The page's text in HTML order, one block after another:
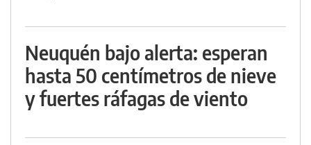
Neuquén bajo alerta: esperan
hasta 50 centímetros de nieve
y fuertes ráfagas de viento